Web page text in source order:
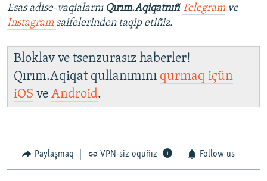
Esas adise-vaqialarnı Qırım.Aqiqatnıñ Telegram ve
İnstagram saifelerinden taqip etiñiz.
Bloklav ve tsenzurasız haberler!
Qırım.Aqiqat qullanımını qurmaq içün
iOS ve Android.
Paylaşmaq VPN-siz oquñız Follow us